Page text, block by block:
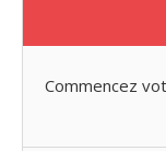
Commencez